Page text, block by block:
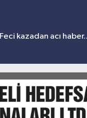
Feci kazadan acı